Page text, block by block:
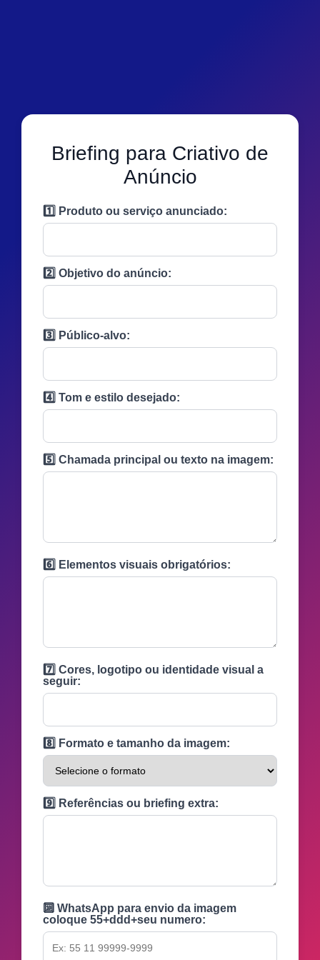
Briefing para Criativo de
Anúncio
1️⃣ Produto ou serviço anunciado:
2️⃣ Objetivo do anúncio:
3️⃣ Público-alvo:
4️⃣ Tom e estilo desejado:
5️⃣ Chamada principal ou texto na imagem:
6️⃣ Elementos visuais obrigatórios:
7️⃣ Cores, logotipo ou identidade visual a
seguir:
8️⃣ Formato e tamanho da imagem:
9️⃣ Referências ou briefing extra:
🔟 WhatsApp para envio da imagem
coloque 55+ddd+seu numero: